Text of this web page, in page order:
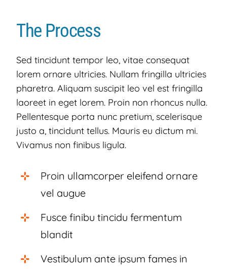
The Process
Sed tincidunt tempor leo, vitae consequat
lorem ornare ultricies. Nullam fringilla ultricies
pharetra. Aliquam suscipit leo vel est fringilla
laoreet in eget lorem. Proin non rhoncus nulla.
Pellentesque porta nunc pretium, scelerisque
justo a, tincidunt tellus. Mauris eu dictum mi.
Vivamus non finibus ligula.
Proin ullamcorper eleifend ornare
vel augue
Fusce finibu tincidu fermentum
blandit
Vestibulum ante ipsum fames in